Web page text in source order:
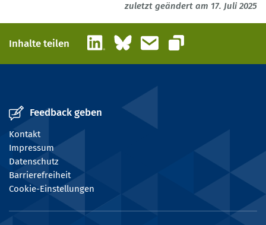
zuletzt geändert am 17. Juli 2025
Inhalte teilen LinkedInBlueskyE-Mail
Link kopieren
Feedback geben
Kontakt
Impressum
Datenschutz
Barrierefreiheit
Cookie-Einstellungen